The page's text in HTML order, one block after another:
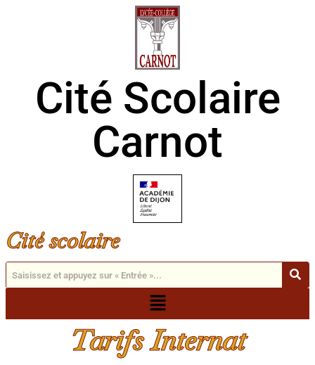
Cité Scolaire
Carnot
Cité scolaire
Tarifs Internat